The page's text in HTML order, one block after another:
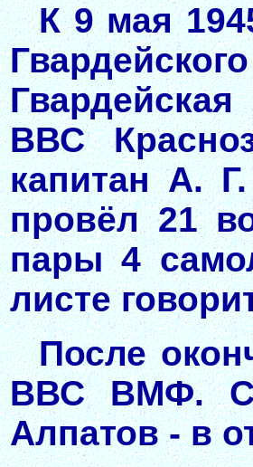
К 9 мая
ВВС
капитан А.
провёл 21
пары 4
листе
После
ВВС ВМФ. С
Алпатов - в